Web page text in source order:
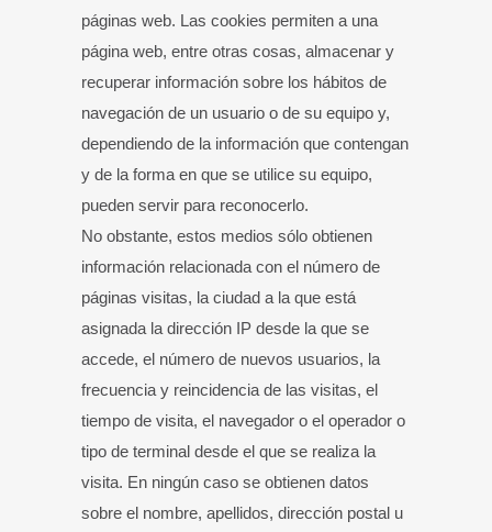
páginas web. Las cookies permiten a una
página web, entre otras cosas, almacenar y
recuperar información sobre los hábitos de
navegación de un usuario o de su equipo y,
dependiendo de la información que contengan
y de la forma en que se utilice su equipo,
pueden servir para reconocerlo.
No obstante, estos medios sólo obtienen
información relacionada con el número de
páginas visitas, la ciudad a la que está
asignada la dirección IP desde la que se
accede, el número de nuevos usuarios, la
frecuencia y reincidencia de las visitas, el
tiempo de visita, el navegador o el operador o
tipo de terminal desde el que se realiza la
visita. En ningún caso se obtienen datos
sobre el nombre, apellidos, dirección postal u